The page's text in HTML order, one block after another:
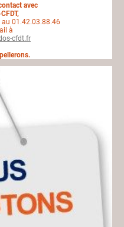
avec
au 01.42.03.88.46
à
cfdt.fr